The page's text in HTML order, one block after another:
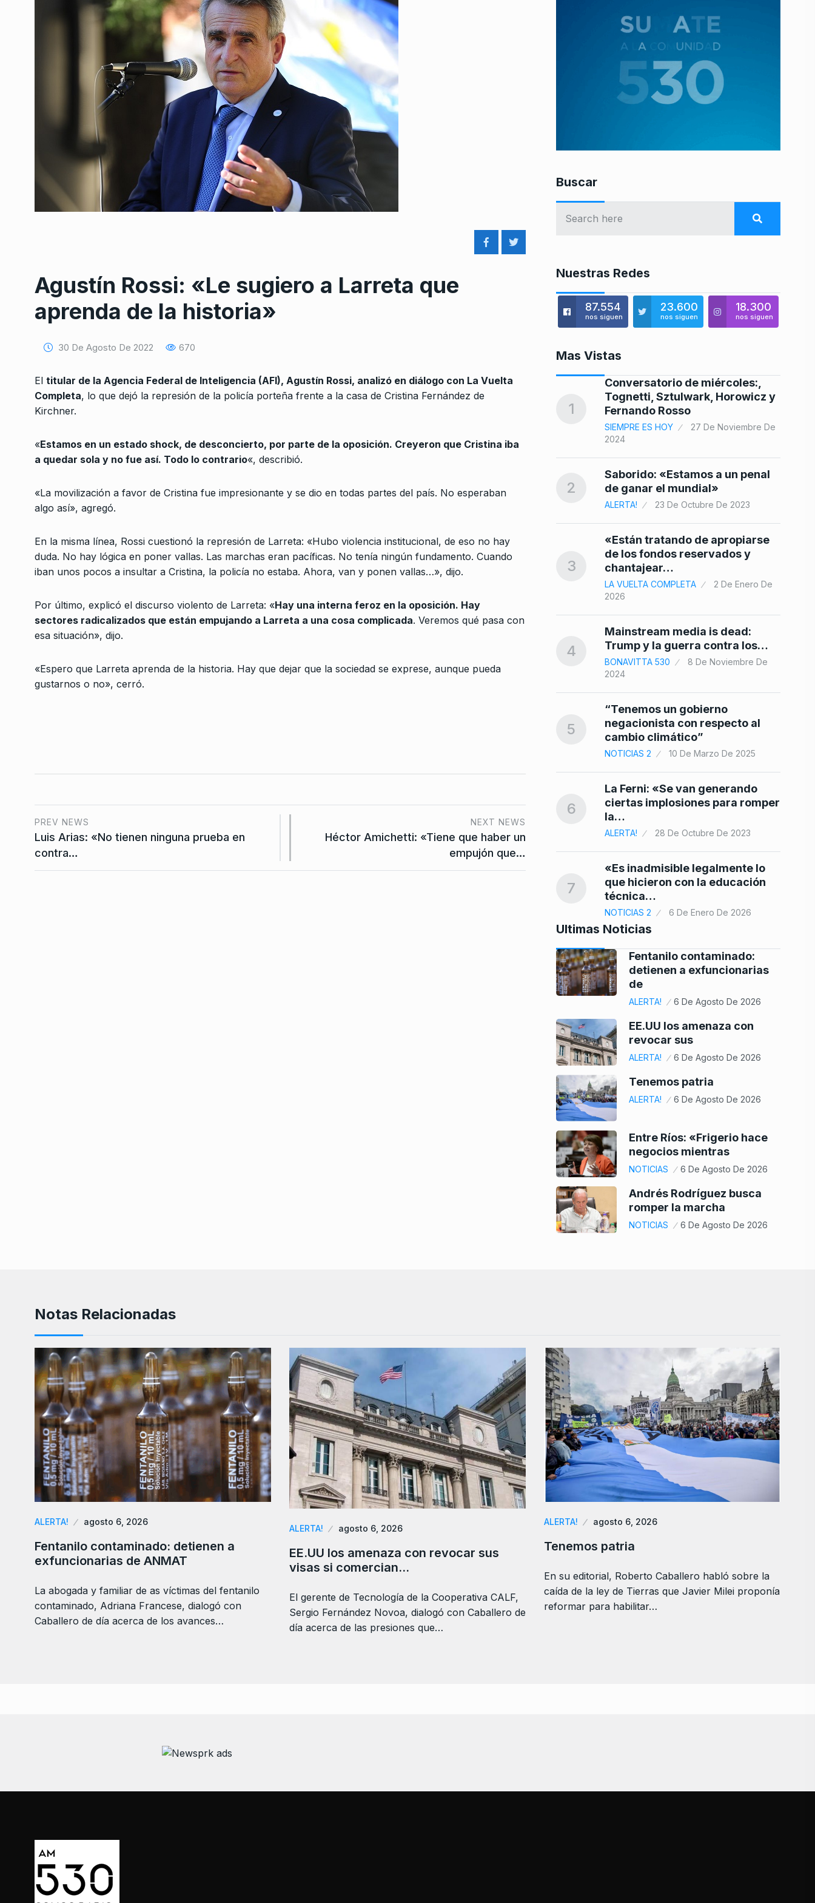
Agustín Rossi: «Le sugiero a Larreta que
aprenda de la historia»
30 De Agosto De 2022 670
El titular de la Agencia Federal de Inteligencia (AFI), Agustín Rossi, analizó en diálogo con La Vuelta
Completa, lo que dejó la represión de la policía porteña frente a la casa de Cristina Fernández de
Kirchner.
«Estamos en un estado shock, de desconcierto, por parte de la oposición. Creyeron que Cristina iba
a quedar sola y no fue así. Todo lo contrario«, describió.
«La movilización a favor de Cristina fue impresionante y se dio en todas partes del país. No esperaban
algo así», agregó.
En la misma línea, Rossi cuestionó la represión de Larreta: «Hubo violencia institucional, de eso no hay
duda. No hay lógica en poner vallas. Las marchas eran pacíficas. No tenía ningún fundamento. Cuando
iban unos pocos a insultar a Cristina, la policía no estaba. Ahora, van y ponen vallas…», dijo.
Por último, explicó el discurso violento de Larreta: «Hay una interna feroz en la oposición. Hay
sectores radicalizados que están empujando a Larreta a una cosa complicada. Veremos qué pasa con
esa situación», dijo.
«Espero que Larreta aprenda de la historia. Hay que dejar que la sociedad se exprese, aunque pueda
gustarnos o no», cerró.
PREV NEWS
Luis Arias: «No tienen ninguna prueba en
contra…
NEXT NEWS
Héctor Amichetti: «Tiene que haber un
empujón que…
Buscar
Nuestras Redes
87.554
nos siguen
23.600
nos siguen
18.300
nos siguen
Mas Vistas
Conversatorio de miércoles:,
Tognetti, Sztulwark, Horowicz y
2024
2
de ganar el mundial»
3
«Están tratando de apropiarse
de los fondos reservados y
chantajear…
2024
6
ciertas implosiones para romper
ALERTA! 28 De Octubre De 2023
«Es inadmisible legalmente lo
8
«Hay un avance en contra de la
democracia»
2025
10
que tuvo Massa de ir…
ALERTA! 2 De Noviembre De 2023
1
Conversatorio de miércoles:,
Tognetti, Sztulwark, Horowicz y
Fernando Rosso
SIEMPRE ES HOY
27 De Noviembre De
2024
2
Saborido: «Estamos a un penal
de ganar el mundial»
ALERTA! 23 De Octubre De 2023
3
«Están tratando de apropiarse
de los fondos reservados y
chantajear…
LA VUELTA COMPLETA
2 De Enero De
2026
4
Mainstream media is dead:
Trump y la guerra contra los…
BONAVITTA 530
8 De Noviembre De
2024
5
“Tenemos un gobierno
negacionista con respecto al
cambio climático”
NOTICIAS 2 10 De Marzo De 2025
6
La Ferni: «Se van generando
ciertas implosiones para romper
la…
ALERTA! 28 De Octubre De 2023
7
«Es inadmisible legalmente lo
que hicieron con la educación
técnica…
NOTICIAS 2 6 De Enero De 2026
Ultimas Noticias
Fentanilo contaminado:
detienen a exfuncionarias
de
ALERTA! 6 De Agosto De 2026
EE.UU los amenaza con
revocar sus
ALERTA! 6 De Agosto De 2026
Tenemos patria
ALERTA! 6 De Agosto De 2026
Entre Ríos: «Frigerio hace
negocios mientras
NOTICIAS 6 De Agosto De 2026
Andrés Rodríguez busca
romper la marcha
NOTICIAS 6 De Agosto De 2026
Notas Relacionadas
ALERTA! agosto 6, 2026
Fentanilo contaminado: detienen a
exfuncionarias de ANMAT
La abogada y familiar de as víctimas del fentanilo
contaminado, Adriana Francese, dialogó con
Caballero de día acerca de los avances…
ALERTA! agosto 6, 2026
EE.UU los amenaza con revocar sus
visas si comercian…
El gerente de Tecnología de la Cooperativa CALF,
Sergio Fernández Novoa, dialogó con Caballero de
día acerca de las presiones que…
ALERTA! agosto 6, 2026
Tenemos patria
En su editorial, Roberto Caballero habló sobre la
caída de la ley de Tierras que Javier Milei proponía
reformar para habilitar…